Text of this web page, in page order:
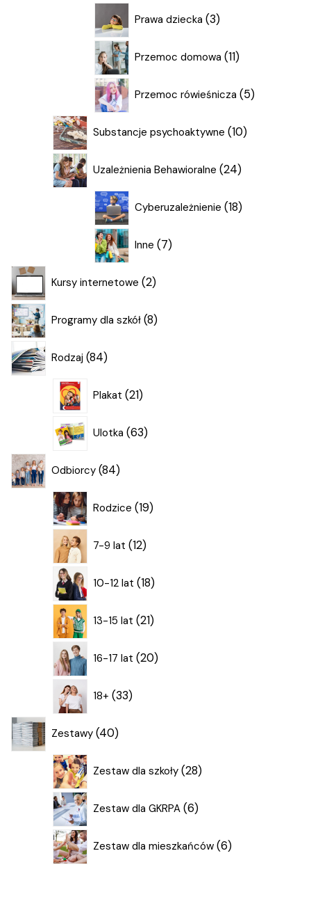
Prawa dziecka 3
3
produkty
Przemoc domowa 11
11
produktów
Przemoc rówieśnicza 5
5
produktów
Substancje psychoaktywne 10
10
produktów
Uzależnienia Behawioralne 24
24
produkty
Cyberuzależnienie 18
18
produktów
Inne 7
7
produktów
Kursy internetowe 2
2
produkty
Programy dla szkół 8
8
produktów
Rodzaj 84
84
produkty
Plakat 21
21
produktów
Ulotka 63
63
produkty
Odbiorcy 84
84
produkty
Rodzice 19
19
produktów
7-9 lat 12
12
produktów
10-12 lat 18
18
produktów
13-15 lat 21
21
produktów
16-17 lat 20
20
produktów
18+ 33
33
produkty
Zestawy 40
40
produktów
Zestaw dla szkoły 28
28
produktów
Zestaw dla GKRPA 6
6
produktów
Zestaw dla mieszkańców 6
6
produktów